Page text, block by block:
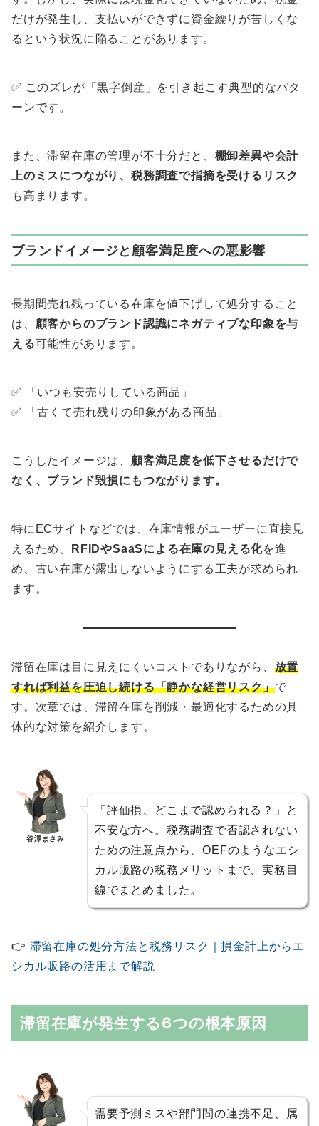
だけが発生し、支払いができずに資金繰りが苦しくな
るという状況に陥ることがあります。
✅ このズレが「黒字倒産」を引き起こす典型的なパタ
ーンです。
また、滞留在庫の管理が不十分だと、 棚卸差異や会計
上のミスにつながり、税務調査で指摘を受けるリスク
も高まります。
ブランドイメージと顧客満足度への悪影響
長期間売れ残っている在庫を値下げして処分すること
は、 顧客からのブランド認識にネガティブな印象を与
える可能性があります。
✅ 「いつも安売りしている商品」
✅ 「古くて売れ残りの印象がある商品」
こうしたイメージは、 顧客満足度を低下させるだけで
なく、ブランド毀損にもつながります。
特にECサイトなどでは、在庫情報がユーザーに直接見
えるため、
RFIDやSaaSによる在庫の見える化を進
め、古い在庫が露出しないようにする工夫が求められ
ます。
滞留在庫は目に見えにくいコストでありながら、 放置
すれば利益を圧迫し続ける「静かな経営リスク」で
す。次章では、滞留在庫を削減・最適化するための具
体的な対策を紹介します。
谷澤まさみ
「評価損、どこまで認められる？」と
不安な方へ。税務調査で否認されない
ための注意点から、OEFのようなエシ
カル販路の税務メリットまで、実務目
線でまとめました。
👉 滞留在庫の処分方法と税務リスク｜損金計上からエ
シカル販路の活用まで解説
滞留在庫が発生する6つの根本原因
需要予測ミスや部門間の連携不足、属